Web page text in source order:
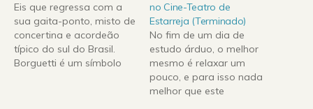
Eis que regressa com a
sua gaita-ponto, misto de
concertina e acordeão
típico do sul do Brasil.
Borguetti é um símbolo
no Cine-Teatro de
Estarreja (Terminado)
No fim de um dia de
estudo árduo, o melhor
mesmo é relaxar um
pouco, e para isso nada
melhor que este